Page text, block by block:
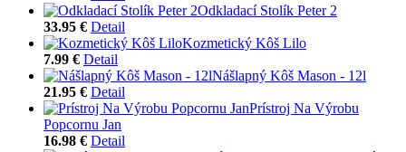
Odkladací Stolík Peter 2
33.95 € Detail
Kozmetický Kôš Lilo
7.99 € Detail
Nášlapný Kôš Mason - 12l
21.95 € Detail
Prístroj Na Výrobu
Popcornu Jan
16.98 € Detail